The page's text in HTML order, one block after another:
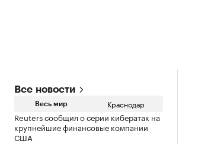
Все новости
Весь мир Краснодар
Reuters сообщил о серии кибератак на
крупнейшие финансовые компании
США